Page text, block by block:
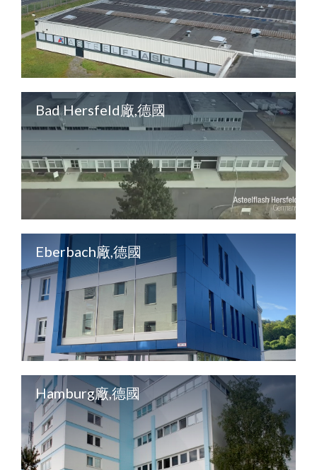
Bad Hersfeld廠,德國
Eberbach廠,德國
Hamburg廠,德國